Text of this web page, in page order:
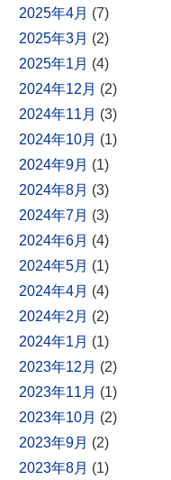
2025年4月 (7)
2025年3月 (2)
2025年1月 (4)
2024年12月 (2)
2024年11月 (3)
2024年10月 (1)
2024年9月 (1)
2024年8月 (3)
2024年7月 (3)
2024年6月 (4)
2024年5月 (1)
2024年4月 (4)
2024年2月 (2)
2024年1月 (1)
2023年12月 (2)
2023年11月 (1)
2023年10月 (2)
2023年9月 (2)
2023年8月 (1)